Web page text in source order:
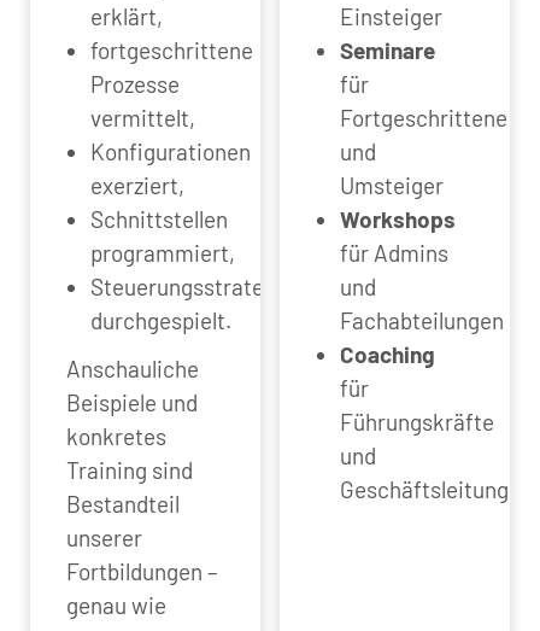
erklärt,
fortgeschrittene
Prozesse
vermittelt,
Konfigurationen
exerziert,
Schnittstellen
programmiert,
Steuerungsstrategien
durchgespielt.
Anschauliche
Beispiele und
konkretes
Training sind
Bestandteil
unserer
Fortbildungen –
genau wie
Einsteiger
Seminare
für
Fortgeschrittene
und
Umsteiger
Workshops
für Admins
und
Fachabteilungen
Coaching
für
Führungskräfte
und
Geschäftsleitung